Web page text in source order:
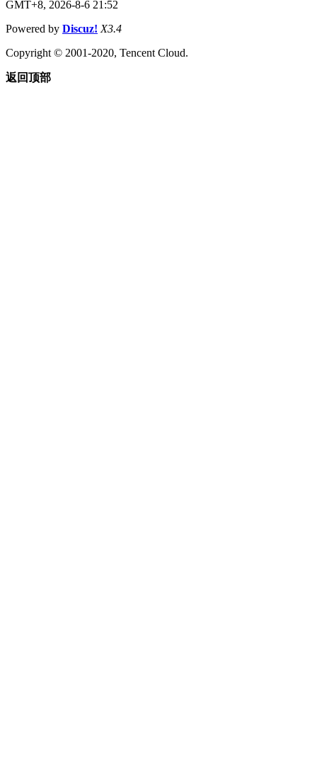
GMT+8, 2026-8-6 21:52
Powered by Discuz! X3.4
Copyright © 2001-2020, Tencent Cloud.
返回顶部